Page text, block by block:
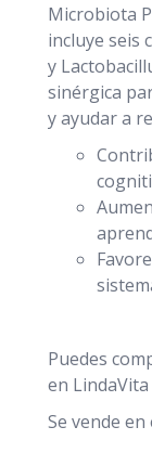
Microbiota
incluye seis
y
sinérgica
y ayudar a
Puedes
en
Se vende en